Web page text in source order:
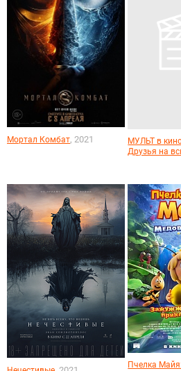
Мортал Комбат, 2021
МУЛЬТ в
Друзья на
Пчелка